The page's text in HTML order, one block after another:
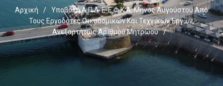
Αρχική /
Υποβολή Α.Π.Δ. E-Ε.Φ.Κ.Α. Μηνός Αυγούστου Από
Τους Εργοδότες Οικοδομικών Και Τεχνικών Έργων,
Ανεξαρτήτως Αριθμού Μητρώου
/